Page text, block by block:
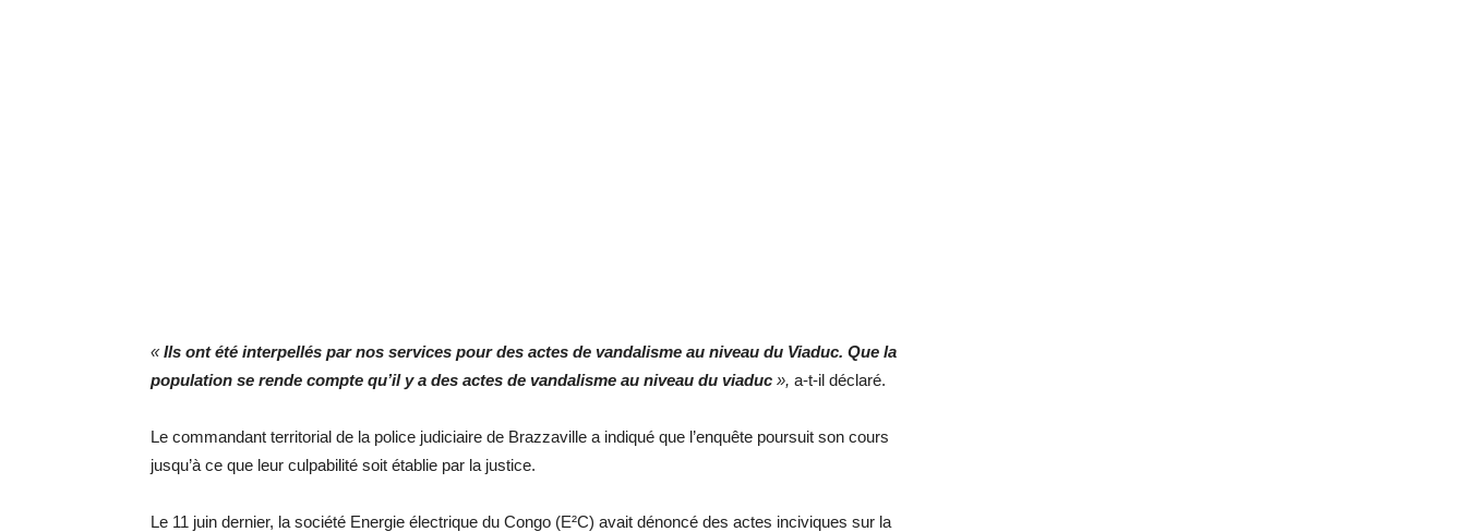
«Ils ont été interpellés par nos services pour des actes de vandalisme au niveau du Viaduc. Que la
population se rende compte qu’il y a des actes de vandalisme au niveau du viaduc », a-t-il déclaré.
Le commandant territorial de la police judiciaire de Brazzaville a indiqué que l’enquête poursuit son cours
jusqu’à ce que leur culpabilité soit établie par la justice.
Le 11 juin dernier, la société Energie électrique du Congo (E²C) avait dénoncé des actes inciviques sur la